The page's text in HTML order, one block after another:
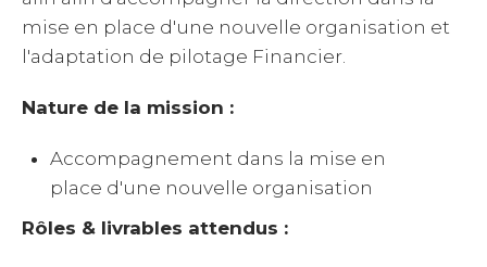
mise en place d'une nouvelle organisation et
l'adaptation de pilotage Financier.
Nature de la mission :
Accompagnement dans la mise en
place d'une nouvelle organisation
Rôles & livrables attendus :